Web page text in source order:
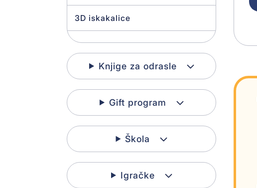
3D iskakalice
Bojanke i crtanke
Knjige slagalice
Bajke i basne
Enciklopedije
Knjige za odrasle
Gift program
Škola
Igračke